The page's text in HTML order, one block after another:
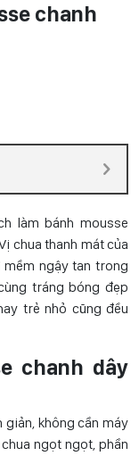
chanh
làm bánh mousse
chua thanh mát của
ngậy tan trong
tráng bóng đẹp
trẻ nhỏ cũng đều
chanh dây
giản, không cần máy
ngọt ngọt, phần